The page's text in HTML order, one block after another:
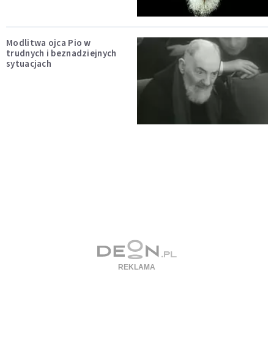
Modlitwa ojca Pio w
trudnych i beznadziejnych
sytuacjach